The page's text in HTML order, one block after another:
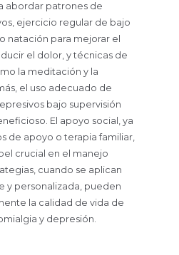
abordar patrones de
ejercicio regular de bajo
natación para mejorar el
el dolor, y técnicas de
la meditación y la
el uso adecuado de
bajo supervisión
El apoyo social, ya
de apoyo o terapia familiar,
crucial en el manejo
cuando se aplican
y personalizada, pueden
la calidad de vida de
y depresión.